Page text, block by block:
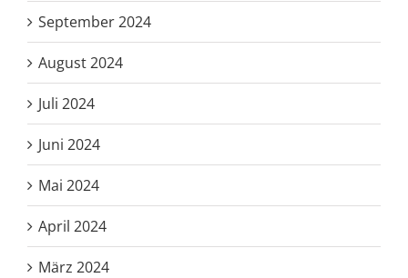
September 2024
August 2024
Juli 2024
Juni 2024
Mai 2024
April 2024
März 2024